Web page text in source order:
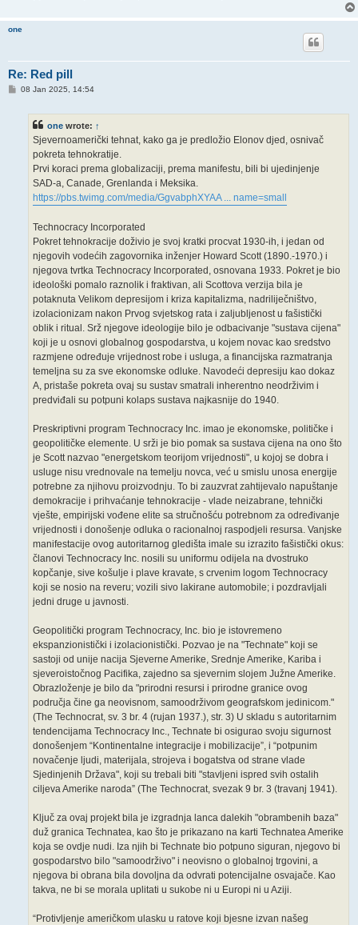
one
Re: Red pill
P08 Jan 2025, 14:54
one wrote: ↑
Sjevernoamerički tehnat, kako ga je predložio Elonov djed, osnivač
pokreta tehnokratije.
Prvi koraci prema globalizaciji, prema manifestu, bili bi ujedinjenje
SAD-a, Canade, Grenlanda i Meksika.
https://pbs.twimg.com/media/GgvabphXYAA ... name=small
Technocracy Incorporated
Pokret tehnokracije doživio je svoj kratki procvat 1930-ih, i jedan od
njegovih vodećih zagovornika inženjer Howard Scott (1890.-1970.) i
njegova tvrtka Technocracy Incorporated, osnovana 1933. Pokret je bio
ideološki pomalo raznolik i fraktivan, ali Scottova verzija bila je
potaknuta Velikom depresijom i kriza kapitalizma, nadriliječništvo,
izolacionizam nakon Prvog svjetskog rata i zaljubljenost u fašistički
oblik i ritual. Srž njegove ideologije bilo je odbacivanje "sustava cijena"
koji je u osnovi globalnog gospodarstva, u kojem novac kao sredstvo
razmjene određuje vrijednost robe i usluga, a financijska razmatranja
temeljna su za sve ekonomske odluke. Navodeći depresiju kao dokaz
A, pristaše pokreta ovaj su sustav smatrali inherentno neodrživim i
predviđali su potpuni kolaps sustava najkasnije do 1940.
Preskriptivni program Technocracy Inc. imao je ekonomske, političke i
geopolitičke elemente. U srži je bio pomak sa sustava cijena na ono što
je Scott nazvao "energetskom teorijom vrijednosti", u kojoj se dobra i
usluge nisu vrednovale na temelju novca, već u smislu unosa energije
potrebne za njihovu proizvodnju. To bi zauzvrat zahtijevalo napuštanje
demokracije i prihvaćanje tehnokracije - vlade neizabrane, tehnički
vješte, empirijski vođene elite sa stručnošću potrebnom za određivanje
vrijednosti i donošenje odluka o racionalnoj raspodjeli resursa. Vanjske
manifestacije ovog autoritarnog gledišta imale su izrazito fašistički okus:
članovi Technocracy Inc. nosili su uniformu odijela na dvostruko
kopčanje, sive košulje i plave kravate, s crvenim logom Technocracy
koji se nosio na reveru; vozili sivo lakirane automobile; i pozdravljali
jedni druge u javnosti.
Geopolitički program Technocracy, Inc. bio je istovremeno
ekspanzionistički i izolacionistički. Pozvao je na "Technate" koji se
sastoji od unije nacija Sjeverne Amerike, Srednje Amerike, Kariba i
sjeveroistočnog Pacifika, zajedno sa sjevernim slojem Južne Amerike.
Obrazloženje je bilo da "prirodni resursi i prirodne granice ovog
područja čine ga neovisnom, samoodrživom geografskom jedinicom."
(The Technocrat, sv. 3 br. 4 (rujan 1937.), str. 3) U skladu s autoritarnim
tendencijama Technocracy Inc., Technate bi osigurao svoju sigurnost
donošenjem “Kontinentalne integracije i mobilizacije”, i “potpunim
novačenje ljudi, materijala, strojeva i bogatstva od strane vlade
Sjedinjenih Država", koji su trebali biti "stavljeni ispred svih ostalih
ciljeva Amerike naroda” (The Technocrat, svezak 9 br. 3 (travanj 1941).
Ključ za ovaj projekt bila je izgradnja lanca dalekih "obrambenih baza"
duž granica Technatea, kao što je prikazano na karti Technatea Amerike
koja se ovdje nudi. Iza njih bi Technate bio potpuno siguran, njegovo bi
gospodarstvo bilo "samoodrživo" i neovisno o globalnoj trgovini, a
njegova bi obrana bila dovoljna da odvrati potencijalne osvajače. Kao
takva, ne bi se morala uplitati u sukobe ni u Europi ni u Aziji.
“Protivljenje američkom ulasku u ratove koji bjesne izvan našeg